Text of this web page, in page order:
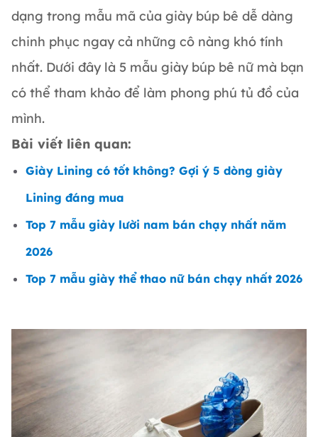
dạng trong mẫu mã của giày búp bê dễ dàng
chinh phục ngay cả những cô nàng khó tính
nhất. Dưới đây là 5 mẫu giày búp bê nữ mà bạn
có thể tham khảo để làm phong phú tủ đồ của
mình.
Bài viết liên quan:
Giày Lining có tốt không? Gợi ý 5 dòng giày
Lining đáng mua
Top 7 mẫu giày lười nam bán chạy nhất năm
2026
Top 7 mẫu giày thể thao nữ bán chạy nhất 2026